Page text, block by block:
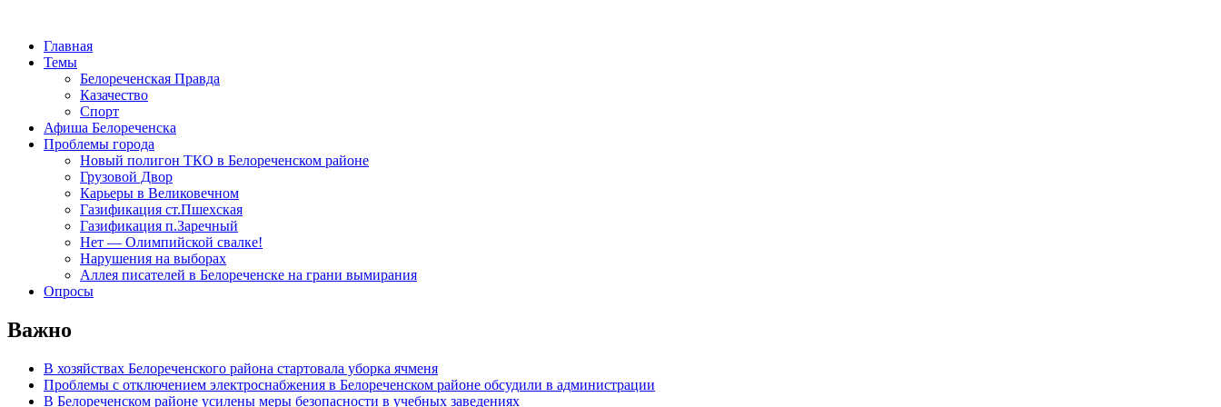
Главная
Темы
Белореченская Правда
Казачество
Спорт
Афиша Белореченска
Проблемы города
Новый полигон ТКО в Белореченском районе
Грузовой Двор
Карьеры в Великовечном
Газификация ст.Пшехская
Газификация п.Заречный
Нет — Олимпийской свалке!
Нарушения на выборах
Аллея писателей в Белореченске на грани вымирания
Опросы
Важно
В хозяйствах Белореченского района стартовала уборка ячменя
Проблемы с отключением электроснабжения в Белореченском районе обсудили в администрации
В Белореченском районе усилены меры безопасности в учебных заведениях